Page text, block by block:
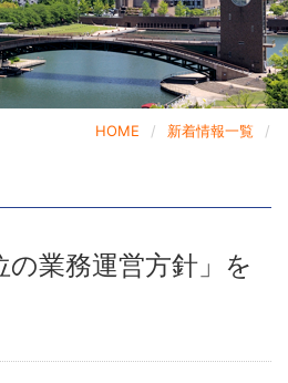
HOME 新着情報一覧
の業務運営方針」を